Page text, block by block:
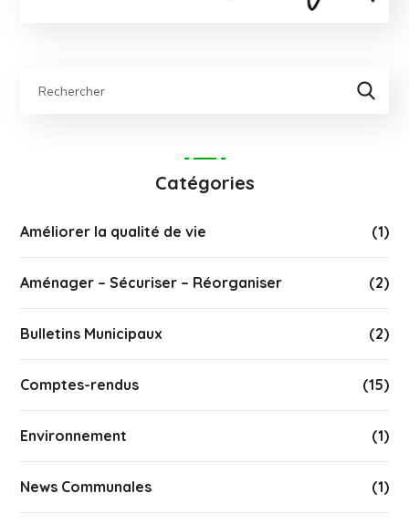
Catégories
Améliorer la qualité de vie (1)
Aménager – Sécuriser – Réorganiser (2)
Bulletins Municipaux (2)
Comptes-rendus (15)
Environnement (1)
News Communales (1)